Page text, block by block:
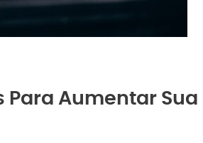
Para Aumentar Sua